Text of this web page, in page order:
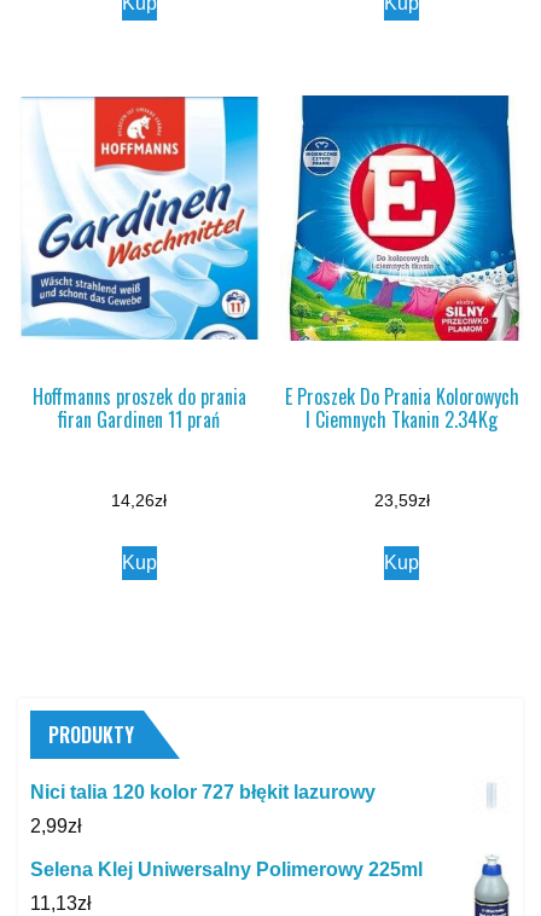
Hoffmanns proszek do prania
firan Gardinen 11 prań
14,26zł
Kup
E Proszek Do Prania Kolorowych
I Ciemnych Tkanin 2.34Kg
23,59zł
Kup
PRODUKTY
Nici talia 120 kolor 727 błękit lazurowy
2,99zł
Selena Klej Uniwersalny Polimerowy 225ml
11,13zł